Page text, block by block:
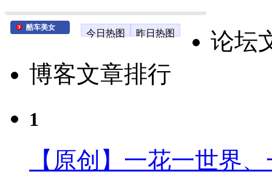
酷车美女
今日热图 昨日热图
论坛
博客文章排行
1
【原创】一花一世界